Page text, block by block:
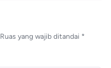
Ruas yang wajib ditandai *